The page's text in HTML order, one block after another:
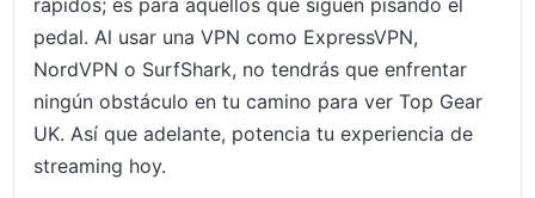
pedal. Al usar una VPN como ExpressVPN,
NordVPN o SurfShark, no tendrás que enfrentar
ningún obstáculo en tu camino para ver Top Gear
UK. Así que adelante, potencia tu experiencia de
streaming hoy.